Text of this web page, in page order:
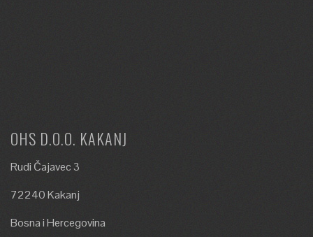
OHS D.O.O. KAKANJ
Rudi Čajavec 3
72240 Kakanj
Bosna i Hercegovina